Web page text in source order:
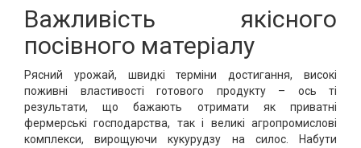
Важливість якісного
посівного матеріалу
Рясний урожай, швидкі терміни достигання, високі
поживні властивості готового продукту – ось ті
результати, що бажають отримати як приватні
фермерські господарства, так і великі агропромислові
комплекси, вирощуючи кукурудзу на силос. Набути